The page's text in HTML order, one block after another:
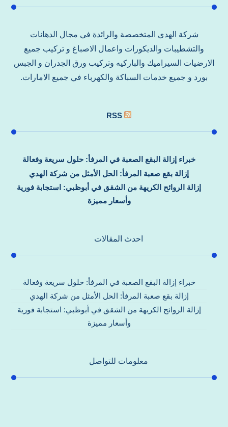
شركة الهدي المتخصصة والرائدة في مجال الدهانات
والتشطيبات والديكورات واعمال الاصباغ و تركيب جميع
الارضيات السيراميك والباركيه وتركيب ورق الجدران و الجبس
بورد و جميع خدمات السباكة والكهرباء في جميع الامارات.
RSS
خبراء إزالة البقع الصعبة في المرفأ: حلول سريعة وفعالة
إزالة بقع صعبة المرفأ: الحل الأمثل من شركة الهدي
إزالة الروائح الكريهة من الشقق في أبوظبي: استجابة فورية
وأسعار مميزة
احدث المقالات
خبراء إزالة البقع الصعبة في المرفأ: حلول سريعة وفعالة
إزالة بقع صعبة المرفأ: الحل الأمثل من شركة الهدي
إزالة الروائح الكريهة من الشقق في أبوظبي: استجابة فورية
وأسعار مميزة
معلومات للتواصل